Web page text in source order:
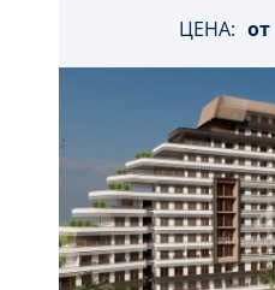
ЦЕНА: от